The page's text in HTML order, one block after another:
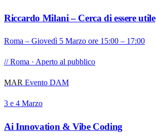
Riccardo Milani – Cerca di essere utile
Roma – Giovedì 5 Marzo ore 15:00 – 17:00
// Roma · Aperto al pubblico
MAR Evento DAM
3 e 4 Marzo
Ai Innovation & Vibe Coding